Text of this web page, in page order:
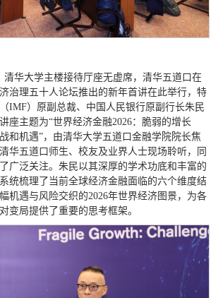
清华大学主楼接待厅座无虚席，清华五道口在
治理五十人论坛推出的新年首讲在此举行，特
IMF）原副总裁、中国人民银行原副行长朱民
座主题为“世界经济金融2026：脆弱的增长
机遇”，由清华大学五道口金融学院院长焦
华五道口师生、校友及业界人士现场聆听，同
广泛关注。朱民以其深厚的学术功底和丰富的
统梳理了当前全球经济金融面临的六个维度结
机遇与风险交织的2026年世界经济图景，为各
变局提供了重要的思考框架。